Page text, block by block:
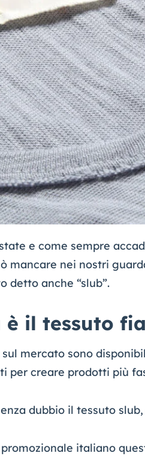
e come sempre
mancare nei nostri
detto anche “slub”.
è il tessuto
mercato sono
per creare prodotti più
dubbio il tessuto
italiano